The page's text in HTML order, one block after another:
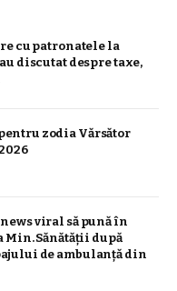
cu patronatele la
discutat despre taxe,
zodia Vărsător
viral să pună în
Sănătății după
de ambulanță din